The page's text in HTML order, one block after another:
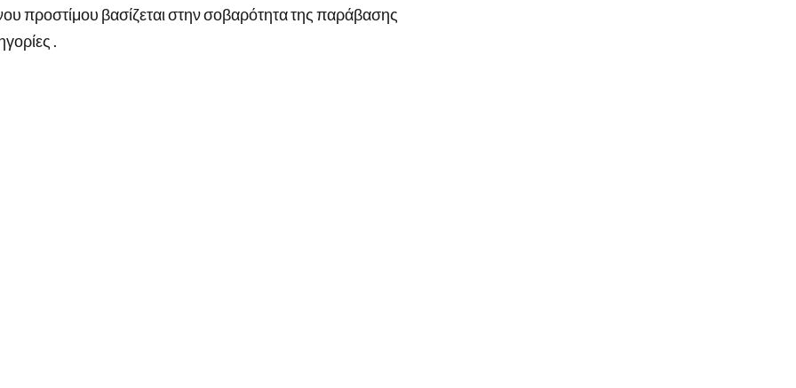
προστίμου βασίζεται στην σοβαρότητα της παράβασης
.